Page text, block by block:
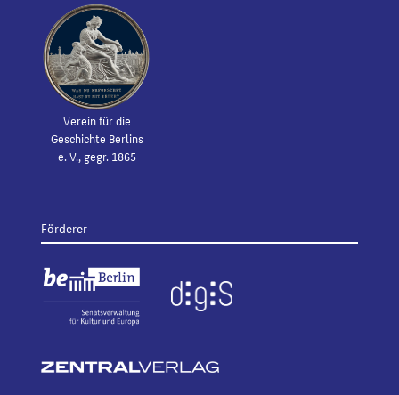
Verein für die
Geschichte Berlins
e. V., gegr. 1865
Förderer